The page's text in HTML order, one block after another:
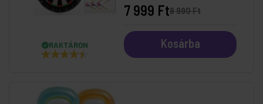
RAKTÁRON
8 990 Ft
7 999 Ft
Kosárba